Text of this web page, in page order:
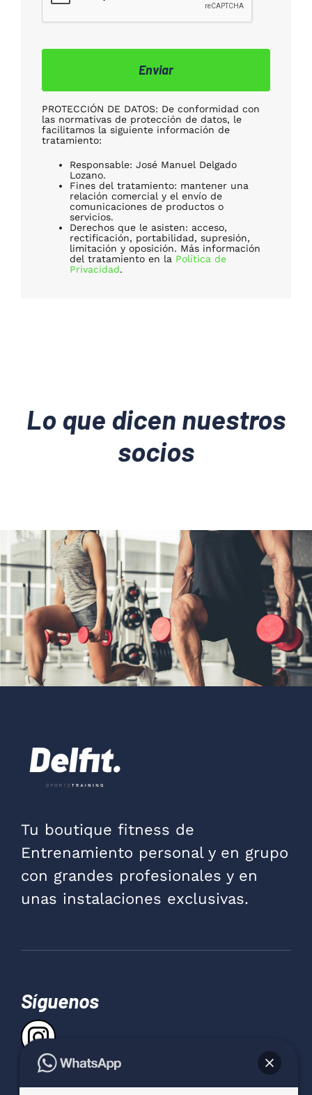
Enviar
PROTECCIÓN DE DATOS: De conformidad con
las normativas de protección de datos, le
facilitamos la siguiente información de
tratamiento:
Responsable: José Manuel Delgado
Lozano.
Fines del tratamiento: mantener una
relación comercial y el envío de
comunicaciones de productos o
servicios.
Derechos que le asisten: acceso,
rectificación, portabilidad, supresión,
limitación y oposición. Más información
del tratamiento en la Política de
Privacidad.
Lo que dicen nuestros
socios
Tu boutique fitness de
Entrenamiento personal y en grupo
con grandes profesionales y en
unas instalaciones exclusivas.
Síguenos
Contacta con Delfit